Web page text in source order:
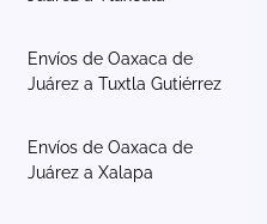
Envíos de Oaxaca de
Juárez a Tuxtla Gutiérrez
Envíos de Oaxaca de
Juárez a Xalapa